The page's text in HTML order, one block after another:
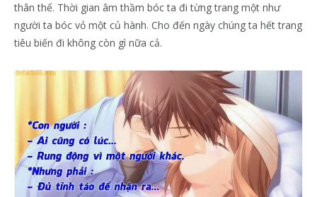
thân thể. Thời gian âm thầm bóc ta đi từng trang một như
người ta bóc vỏ một củ hành. Cho đến ngày chúng ta hết trang
tiêu biến đi không còn gì nữa cả.